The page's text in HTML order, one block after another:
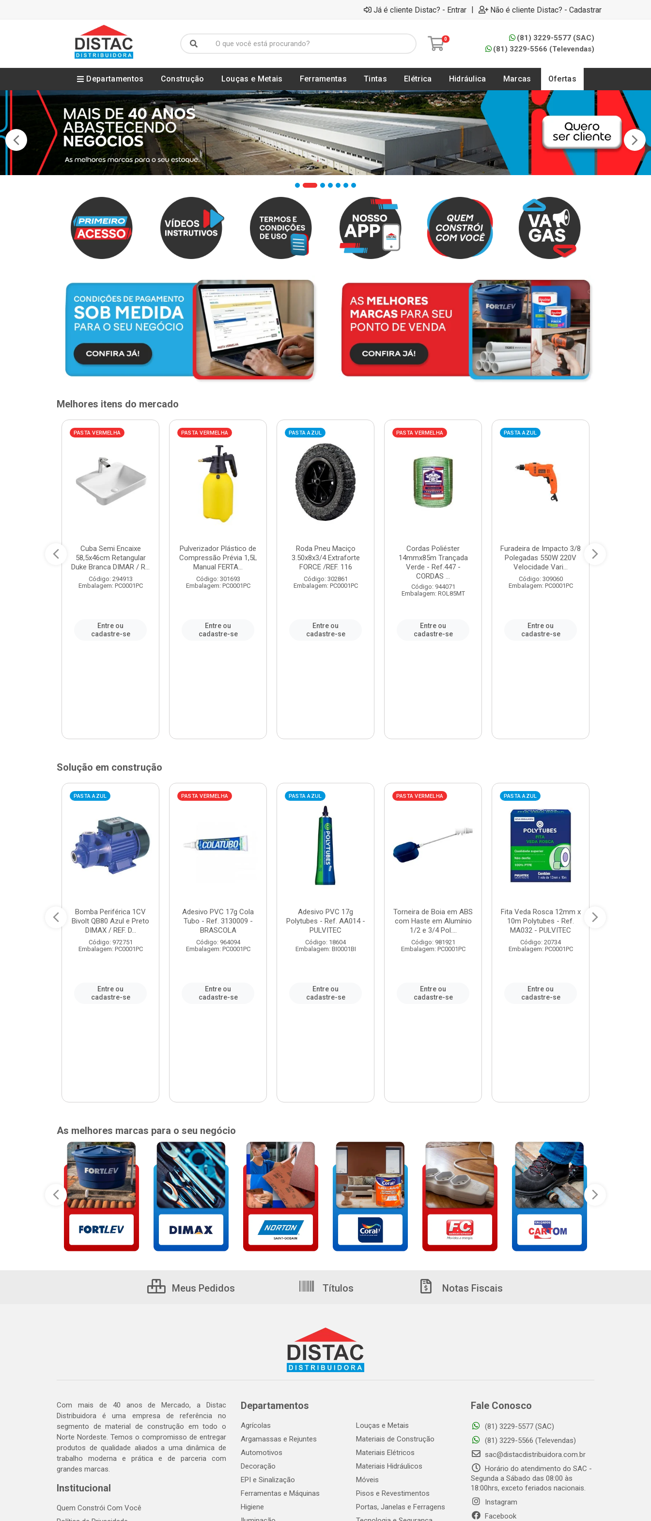
Já é cliente Distac? - Entrar | Não é cliente Distac? - Cadastrar
0
(81) 3229-5577 (SAC)
(81) 3229-5566 (Televendas)
Departamentos Construção Louças e Metais Ferramentas Tintas Elétrica Hidráulica Marcas Ofertas
Melhores itens do mercado
PASTA VERMELHA
Cuba Semi Encaixe
58,5x46cm Retangular
Duke Branca DIMAR / R...
Código: 294913
Embalagem: PC0001PC
Entre ou
cadastre-se
PASTA VERMELHA
Pulverizador Plástico de
Compressão Prévia 1,5L
Manual FERTA...
Código: 301693
Embalagem: PC0001PC
Entre ou
cadastre-se
PASTA AZUL
Roda Pneu Maciço
3.50x8x3/4 Extraforte
FORCE /REF. 116
Código: 302861
Embalagem: PC0001PC
Entre ou
cadastre-se
PASTA VERMELHA
Cordas Poliéster
14mmx85m Trançada
Verde - Ref.447 -
CORDAS ...
Código: 944071
Embalagem: ROL85MT
Entre ou
cadastre-se
PASTA AZUL
Furadeira de Impacto 3/8
Polegadas 550W 220V
Velocidade Vari...
Código: 309060
Embalagem: PC0001PC
Entre ou
cadastre-se
Solução em construção
PASTA AZUL
Bomba Periférica 1CV
Bivolt QB80 Azul e Preto
DIMAX / REF. D...
Código: 972751
Embalagem: PC0001PC
Entre ou
cadastre-se
PASTA VERMELHA
Adesivo PVC 17g Cola
Tubo - Ref. 3130009 -
BRASCOLA
Código: 964094
Embalagem: PC0001PC
Entre ou
cadastre-se
PASTA AZUL
Adesivo PVC 17g
Polytubes - Ref. AA014 -
PULVITEC
Código: 18604
Embalagem: BI0001BI
Entre ou
cadastre-se
PASTA VERMELHA
Torneira de Boia em ABS
com Haste em Alumínio
1/2 e 3/4 Pol....
Código: 981921
Embalagem: PC0001PC
Entre ou
cadastre-se
PASTA AZUL
Fita Veda Rosca 12mm x
10m Polytubes - Ref.
MA032 - PULVITEC
Código: 20734
Embalagem: PC0001PC
Entre ou
cadastre-se
As melhores marcas para o seu negócio
Meus Pedidos Títulos Notas Fiscais
Com mais de 40 anos de Mercado, a Distac
Distribuidora é uma empresa de referência no
segmento de material de construção em todo o
Norte Nordeste. Temos o compromisso de entregar
produtos de qualidade aliados a uma dinâmica de
trabalho moderna e prática e de parceria com
grandes marcas.
Institucional
Quem Constrói Com Você
Departamentos
Agrícolas
Argamassas e Rejuntes
Automotivos
Decoração
EPI e Sinalização
Ferramentas e Máquinas
Higiene
Louças e Metais
Materiais de Construção
Materiais Elétricos
Materiais Hidráulicos
Móveis
Pisos e Revestimentos
Portas, Janelas e Ferragens
Fale Conosco
(81) 3229-5577 (SAC)
(81) 3229-5566 (Televendas)
sac@distacdistribuidora.com.br
Horário do atendimento do SAC -
Segunda a Sábado das 08:00 às
18:00hrs, exceto feriados nacionais.
Instagram
Facebook